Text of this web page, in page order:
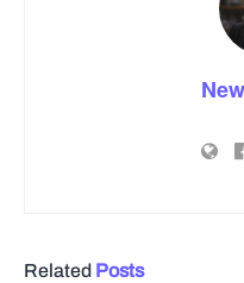
Related Posts